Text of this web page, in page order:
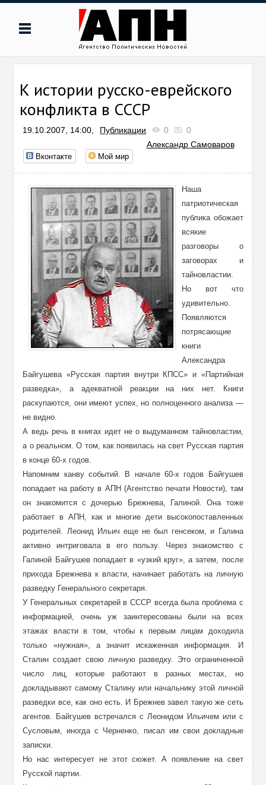
К истории русско-еврейского
конфликта в СССР
19.10.2007, 14:00, Публикации 0
0
Александр Самоваров
Вконтакте Мой мир
Наша
патриотическая
публика обожает
всякие
разговоры о
заговорах и
тайновластии.
Но вот что
удивительно.
Появляются
потрясающие
книги
Александра
Байгушева «Русская партия внутри КПСС» и «Партийная
разведка», а адекватной реакции на них нет. Книги
раскупаются, они имеют успех, но полноценного анализа —
не видно.
А ведь речь в книгах идет не о выдуманном тайновластии,
а о реальном. О том, как появилась на свет Русская партия
в конце 60-х годов.
Напомним канву событий. В начале 60-х годов Байгушев
попадает на работу в АПН (Агентство печати Новости), там
он знакомится с дочерью Брежнева, Галиной. Она тоже
работает в АПН, как и многие дети высокопоставленных
родителей. Леонид Ильич еще не был генсеком, и Галина
активно интриговала в его пользу. Через знакомство с
Галиной Байгушев попадает в «узкий круг», а затем, после
прихода Брежнева к власти, начинает работать на личную
разведку Генерального секретаря.
У Генеральных секретарей в СССР всегда была проблема с
информацией, очень уж заинтересованы были на всех
этажах власти в том, чтобы к первым лицам доходила
только «нужная», а значит искаженная информация. И
Сталин создает свою личную разведку. Это ограниченной
число лиц, которые работают в разных местах, но
докладывают самому Сталину или начальнику этой личной
разведки все, как оно есть. И Брежнев завел такую же сеть
агентов. Байгушев встречался с Леонидом Ильичем или с
Сусловым, иногда с Черненко, писал им свои докладные
записки.
Но нас интересует не этот сюжет. А появление на свет
Русской партии.